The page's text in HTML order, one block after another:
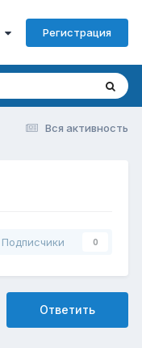
Регистрация
Вся активность
Подписчики 0
Ответить